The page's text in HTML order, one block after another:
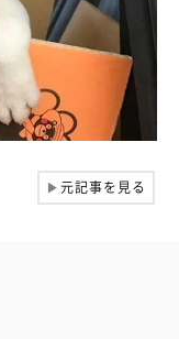
▶元記事を見る